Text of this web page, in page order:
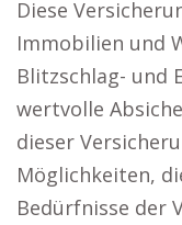
Diese
Immobilien und
Blitzschlag- und
wertvolle
dieser
Möglichkeiten,
Bedürfnisse der